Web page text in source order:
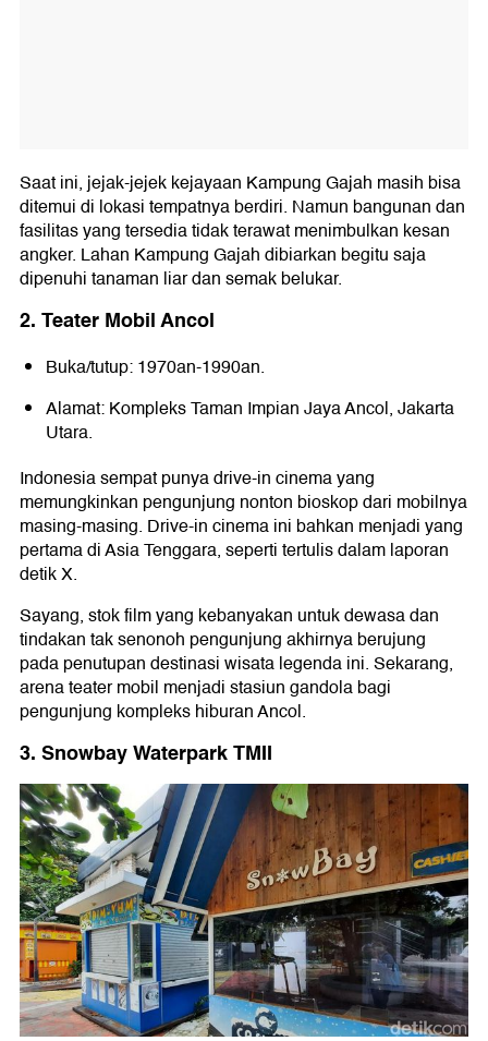
Saat ini, jejak-jejek kejayaan Kampung Gajah masih bisa
ditemui di lokasi tempatnya berdiri. Namun bangunan dan
fasilitas yang tersedia tidak terawat menimbulkan kesan
angker. Lahan Kampung Gajah dibiarkan begitu saja
dipenuhi tanaman liar dan semak belukar.
2. Teater Mobil Ancol
Buka/tutup: 1970an-1990an.
Alamat: Kompleks Taman Impian Jaya Ancol, Jakarta
Utara.
Indonesia sempat punya drive-in cinema yang
memungkinkan pengunjung nonton bioskop dari mobilnya
masing-masing. Drive-in cinema ini bahkan menjadi yang
pertama di Asia Tenggara, seperti tertulis dalam laporan
detik X.
Sayang, stok film yang kebanyakan untuk dewasa dan
tindakan tak senonoh pengunjung akhirnya berujung
pada penutupan destinasi wisata legenda ini. Sekarang,
arena teater mobil menjadi stasiun gandola bagi
pengunjung kompleks hiburan Ancol.
3. Snowbay Waterpark TMII